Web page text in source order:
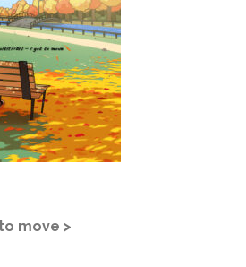
move >